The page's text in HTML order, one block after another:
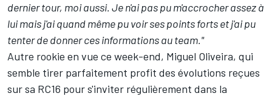
dernier tour, moi aussi. Je n'ai pas pu m'accrocher assez à
lui mais j'ai quand même pu voir ses points forts et j'ai pu
tenter de donner ces informations au team."
Autre rookie en vue ce week-end, Miguel Oliveira, qui
semble tirer parfaitement profit des évolutions reçues
sur sa RC16 pour s'inviter régulièrement dans la